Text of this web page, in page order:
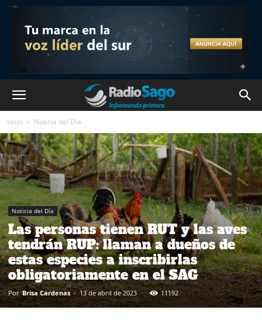
Inicio Noticia del Día
Noticia del Día
Las personas tienen RUT y las aves
tendrán RUP: llaman a dueños de
estas especies a inscribirlas
obligatoriamente en el SAG
Por Brisa Cardenas - 13 de abril de 2023 11192